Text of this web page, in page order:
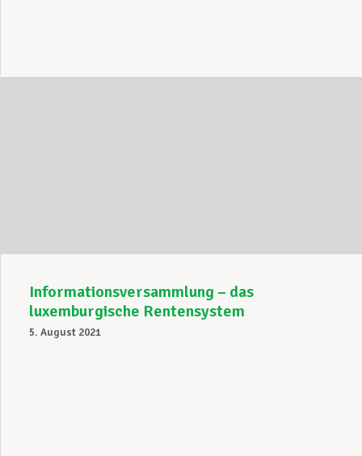
Informationsversammlung – das
luxemburgische Rentensystem
5. August 2021